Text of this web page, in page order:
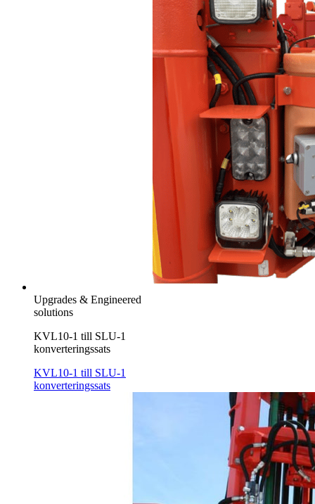
Upgrades & Engineered
solutions
KVL10-1 till SLU-1
konverteringssats
KVL10-1 till SLU-1
konverteringssats